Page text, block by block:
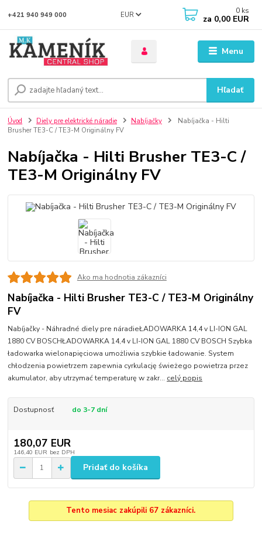
Menu
EUR
Hľadať
+421 940 949 000 0 ks
za 0,00 EUR
Úvod Diely pre elektrické náradie Nabíjačky
Nabíjačka - Hilti
Brusher TE3-C / TE3-M Originálny FV
Nabíjačka - Hilti Brusher TE3-C /
TE3-M Originálny FV
Ako ma hodnotia zákazníci
Nabíjačka - Hilti Brusher TE3-C / TE3-M Originálny
FV
Nabíjačky - Náhradné diely pre náradieŁADOWARKA 14,4 v LI-ION GAL
1880 CV BOSCHŁADOWARKA 14,4 v LI-ION GAL 1880 CV BOSCH Szybka
ładowarka wielonapięciowa umożliwia szybkie ładowanie. System
chłodzenia powietrzem zapewnia cyrkulację świeżego powietrza przez
akumulator, aby utrzymać temperaturę w zakr... celý popis
Dostupnosť do 3-7 dní
180,07 EUR
146,40 EUR bez DPH
Pridať do košíka
Tento mesiac zakúpili 67 zákazníci.